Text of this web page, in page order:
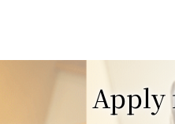
Apply